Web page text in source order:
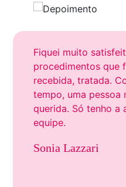
Fiquei muito
procedimentos que
recebida, tratada.
tempo, uma pessoa
querida. Só tenho a
equipe.
Sonia Lazzari